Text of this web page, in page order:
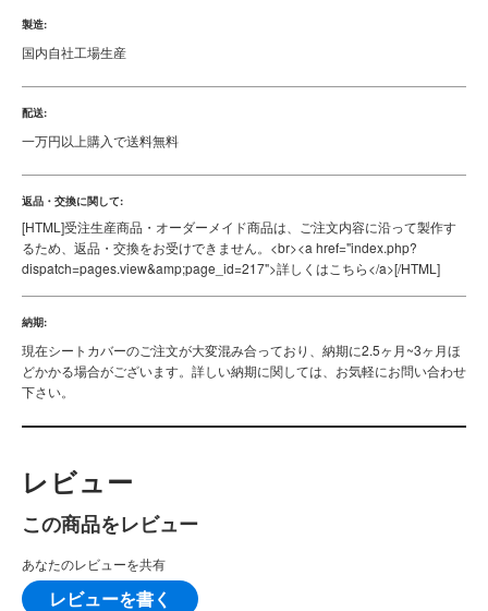
製造:
国内自社工場生産
配送:
一万円以上購入で送料無料
返品・交換に関して:
[HTML]受注生産商品・オーダーメイド商品は、ご注文内容に沿って製作す
るため、返品・交換をお受けできません。<br><a href="index.php?
dispatch=pages.view&amp;page_id=217">詳しくはこちら</a>[/HTML]
納期:
現在シートカバーのご注文が大変混み合っており、納期に2.5ヶ月~3ヶ月ほ
どかかる場合がございます。詳しい納期に関しては、お気軽にお問い合わせ
下さい。
レビュー
この商品をレビュー
あなたのレビューを共有
レビューを書く